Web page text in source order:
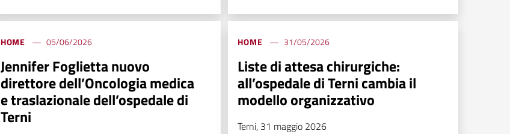
HOME 05/06/2026
Jennifer Foglietta nuovo
direttore dell’Oncologia medica
e traslazionale dell’ospedale di
Terni
HOME 31/05/2026
Liste di attesa chirurgiche:
all’ospedale di Terni cambia il
modello organizzativo
Terni, 31 maggio 2026